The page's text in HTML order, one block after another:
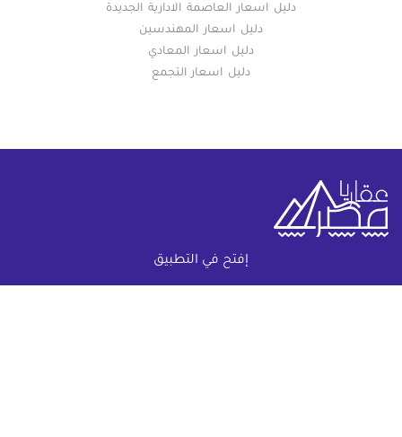
إفتح في التطبيق
دليل اسعار العاصمة الادارية الجديدة
دليل اسعار المهندسين
دليل اسعار المعادي
دليل اسعار التجمع
خريطة الموقع